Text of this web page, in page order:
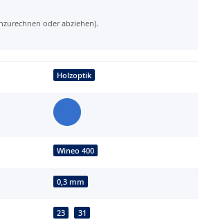
oder abziehen).
Holzoptik
Wineo 400
0,3 mm
23 31